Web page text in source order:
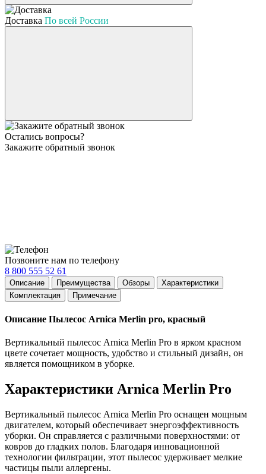
Доставка По всей России
Остались вопросы?
Закажите обратный звонок
Позвоните нам по телефону
8 800 555 52 61
Описание Преимущества Обзоры
Характеристики
Комплектация
Примечание
Описание Пылесос Arnica Merlin pro, красный
Вертикальный пылесос Arnica Merlin Pro в ярком красном
цвете сочетает мощность, удобство и стильный дизайн, он
является помощником в уборке.
Характеристики Arnica Merlin Pro
Вертикальный пылесос Arnica Merlin Pro оснащен мощным
двигателем, который обеспечивает энергоэффективность
уборки. Он справляется с различными поверхностями: от
ковров до гладких полов. Благодаря инновационной
технологии фильтрации, этот пылесос удерживает мелкие
частицы пыли аллергены.